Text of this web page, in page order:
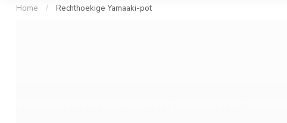
Home / Rechthoekige Yamaaki-pot